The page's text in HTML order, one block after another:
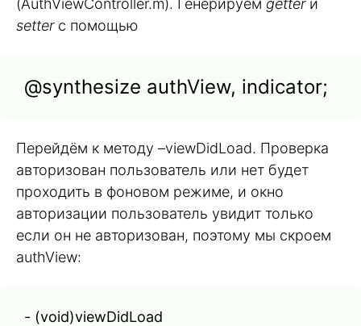
setterс помощью
@synthesize authView, indicator;
Перейдём к методу –viewDidLoad. Проверка
авторизован пользователь или нет будет
проходить в фоновом режиме, и окно
авторизации пользователь увидит только
если он не авторизован, поэтому мы скроем
authView:
- (void)viewDidLoad